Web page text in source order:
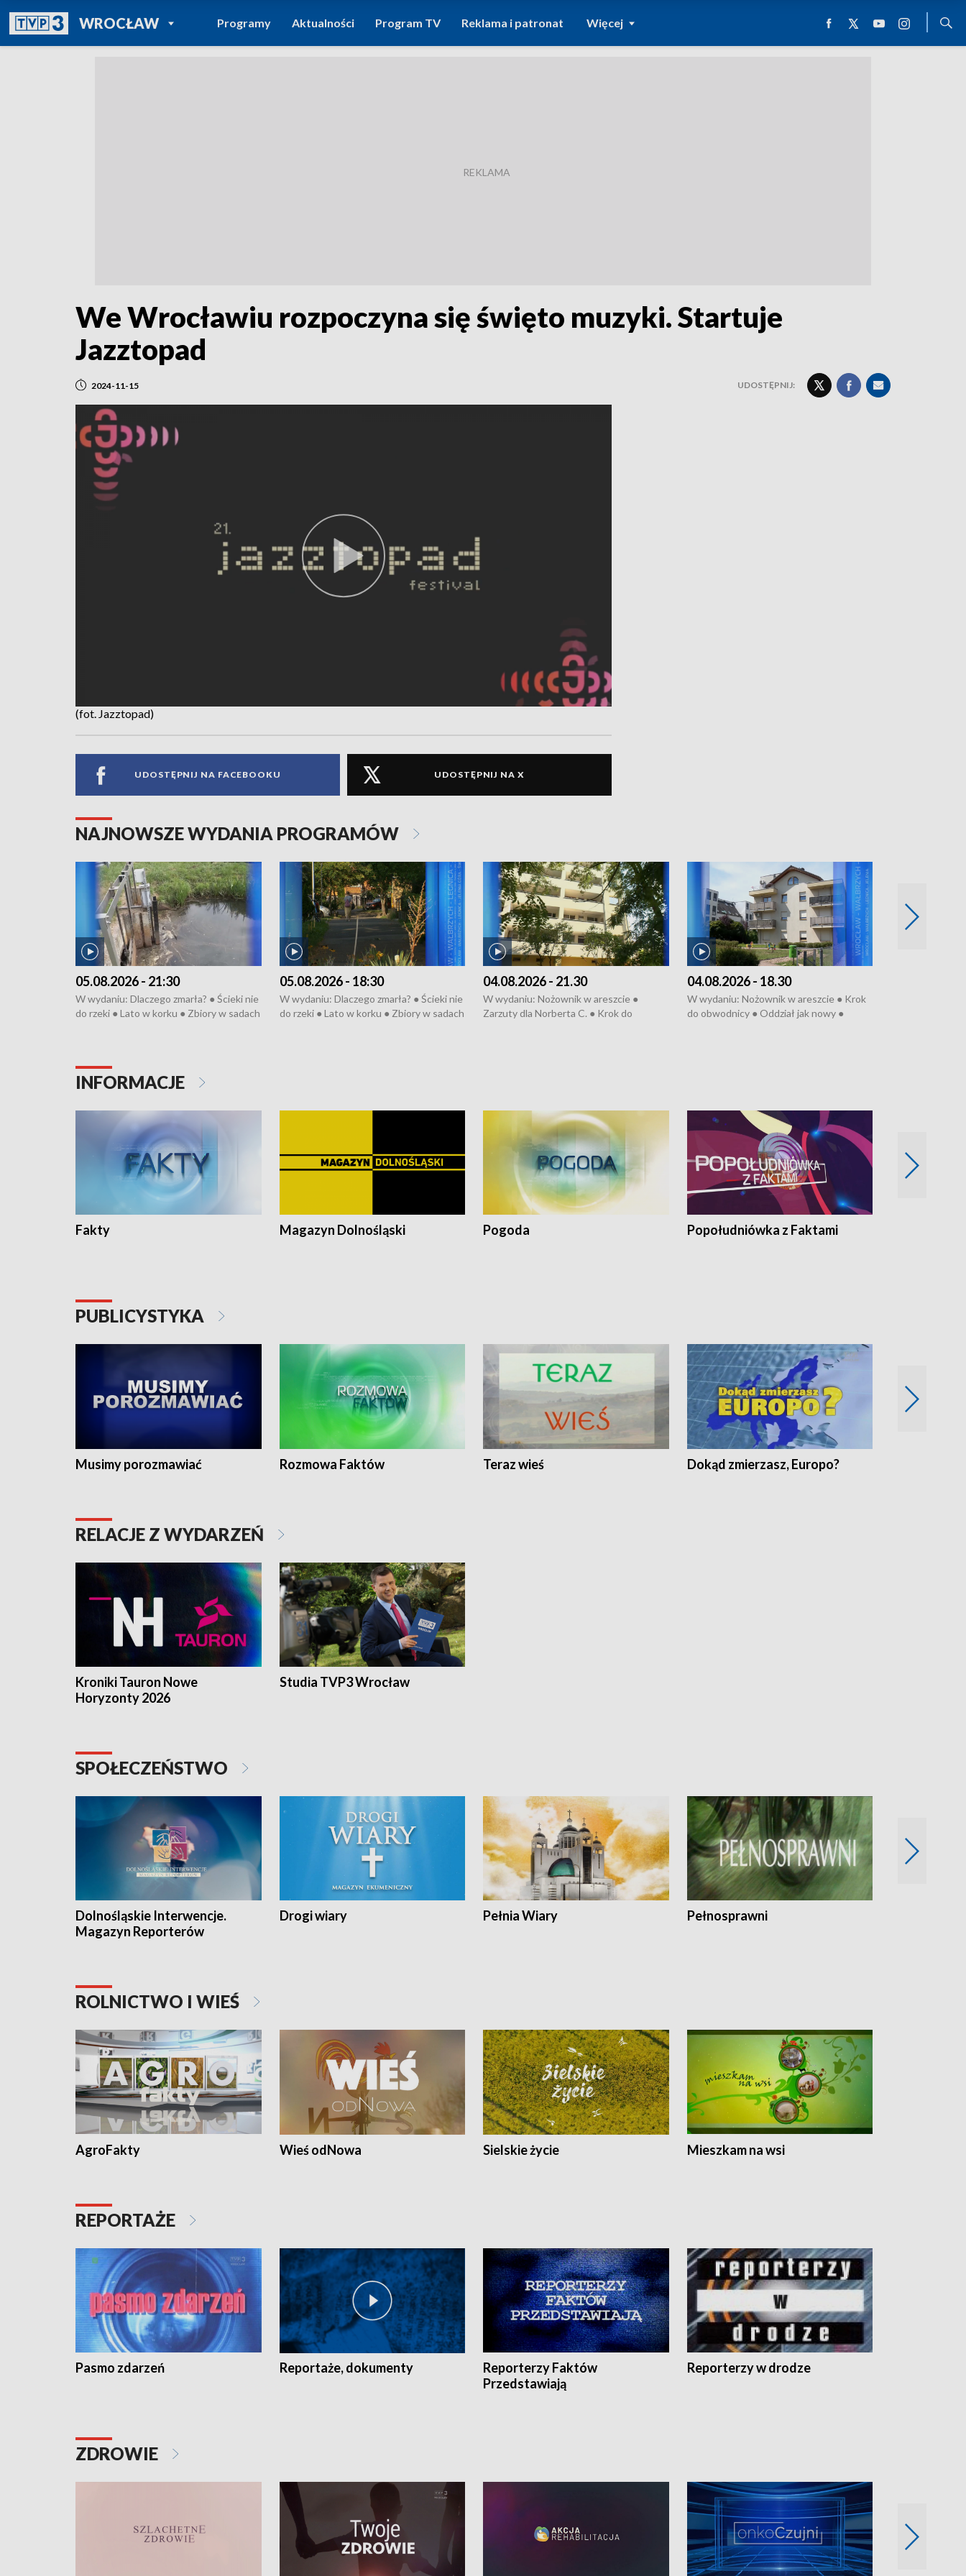
WROCŁAWPOWRÓT DO
TVP REGIONY
Programy Aktualności Program TV Reklama i patronat Więcej
We Wrocławiu rozpoczyna się święto muzyki. Startuje
Jazztopad
2024-11-15 UDOSTĘPNIJ:
(fot. Jazztopad)
UDOSTĘPNIJ NA FACEBOOKU UDOSTĘPNIJ NA X
NAJNOWSZE WYDANIA PROGRAMÓW
05.08.2026 - 21:30
W wydaniu: Dlaczego zmarła? ● Ścieki nie
do rzeki ● Lato w korku ● Zbiory w sadach
05.08.2026 - 18:30
W wydaniu: Dlaczego zmarła? ● Ścieki nie
do rzeki ● Lato w korku ● Zbiory w sadach
04.08.2026 - 21.30
W wydaniu: Nożownik w areszcie ●
Zarzuty dla Norberta C. ● Krok do
04.08.2026 - 18.30
W wydaniu: Nożownik w areszcie ● Krok
do obwodnicy ● Oddział jak nowy ●
INFORMACJE
Fakty Magazyn Dolnośląski Pogoda Popołudniówka z Faktami
PUBLICYSTYKA
Musimy porozmawiać Rozmowa Faktów Teraz wieś Dokąd zmierzasz, Europo?
RELACJE Z WYDARZEŃ
Kroniki Tauron Nowe
Horyzonty 2026
Studia TVP3 Wrocław
SPOŁECZEŃSTWO
Dolnośląskie Interwencje.
Magazyn Reporterów
Drogi wiary Pełnia Wiary Pełnosprawni
ROLNICTWO I WIEŚ
AgroFakty Wieś odNowa Sielskie życie Mieszkam na wsi
REPORTAŻE
Pasmo zdarzeń Reportaże, dokumenty
Reporterzy Faktów
Przedstawiają
Reporterzy w drodze
ZDROWIE